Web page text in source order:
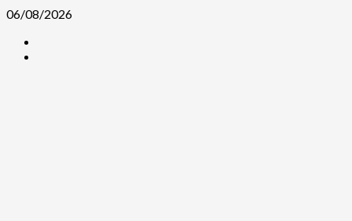
Skip
content
06/08/2026